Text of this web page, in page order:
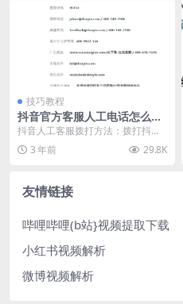
技巧教程
抖音官方客服人工电话怎么拨
打
抖音人工客服拨打方法：拨打抖音
客服电话95152，接通后，按下电
话键盘“2”转到...
3 年前 29.8K
友情链接
哔哩哔哩(b站}视频提取下载
小红书视频解析
微博视频解析